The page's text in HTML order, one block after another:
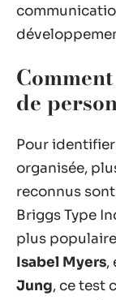
de
Pour
organisée,
reconnus
Briggs Type
plus
Isabel Myers,
Jung, ce test